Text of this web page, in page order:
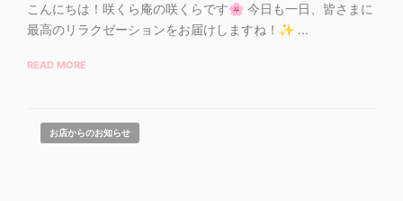
こんにちは！咲くら庵の咲くらです🌸 今日も一日、皆さまに
最高のリラクゼーションをお届けしますね！✨ ...
READ MORE
お店からのお知らせ